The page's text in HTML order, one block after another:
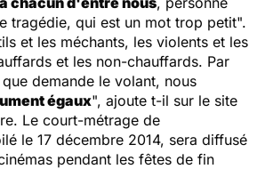
tragédie, qui est un mot trop petit".
et les méchants, les violents et les
et les non-chauffards. Par
demande le volant, nous
égaux", ajoute t-il sur le site
Le court-métrage de
le 17 décembre 2014, sera diffusé
pendant les fêtes de fin